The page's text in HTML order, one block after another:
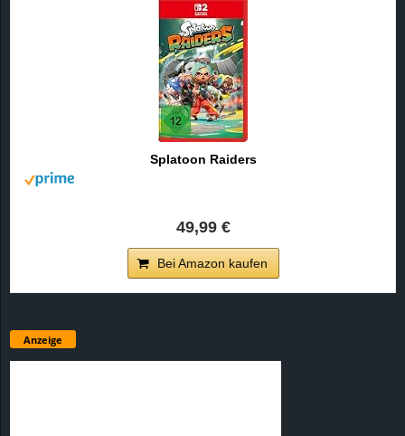
Splatoon Raiders
49,99 €
Bei Amazon kaufen
Anzeige